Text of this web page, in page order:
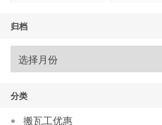
归档
分类
搬瓦工优惠